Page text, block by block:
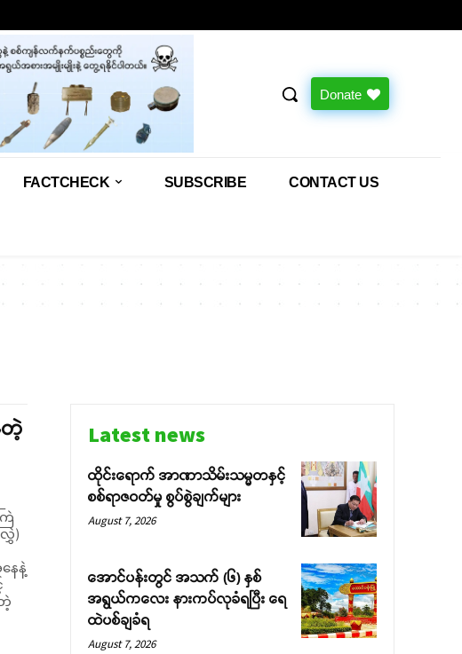
Donate
FACTCHECK SUBSCRIBE CONTACT US
တဲ့
ြဲ
)
ေနဲ့
Latest news
ထိုင်းရောက် အာဏာသိမ်းသမ္မတနှင့်
စစ်ရာဇဝတ်မှု စွပ်စွဲချက်များ
August 7, 2026
အောင်ပန်းတွင် အသက် (၆) နှစ်
အရွယ်ကလေး နားကပ်လုခံရပြီး ရေ
ထဲပစ်ချခံရ
August 7, 2026